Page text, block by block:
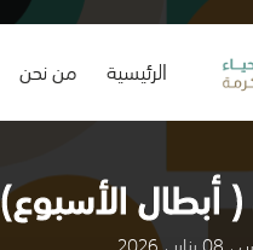
الرئيسية
(current) من نحن
أبطال الأسبوع)